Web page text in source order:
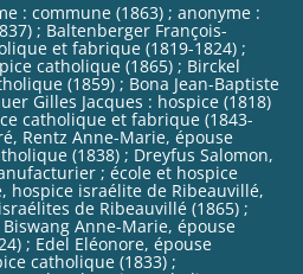
: commune (1863) ; anonyme :
; Baltenberger François-
et fabrique (1819-1824) ;
catholique (1865) ; Birckel
(1859) ; Bona Jean-Baptiste
Gilles Jacques : hospice (1818)
catholique et fabrique (1843-
Rentz Anne-Marie, épouse
(1838) ; Dreyfus Salomon,
; école et hospice
hospice israélite de Ribeauvillé,
de Ribeauvillé (1865) ;
Anne-Marie, épouse
; Edel Eléonore, épouse
catholique (1833) ;